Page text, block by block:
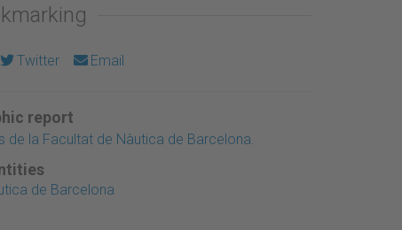
Twitter Email
report
de la Facultat de Nàutica de Barcelona.
de Barcelona